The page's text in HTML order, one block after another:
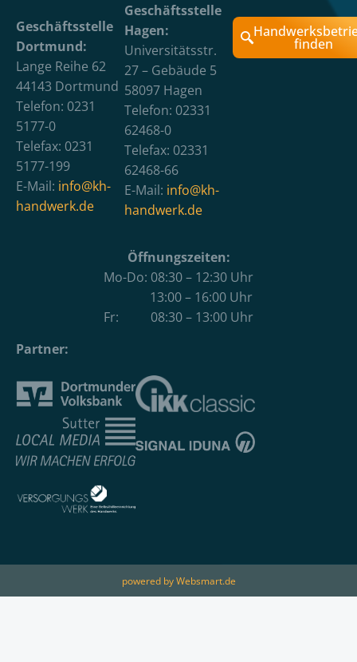
Geschäftsstelle
Dortmund:
Lange Reihe 62
44143 Dortmund
Telefon: 0231
5177-0
Telefax: 0231
5177-199
E-Mail: info@kh-
handwerk.de
Geschäftsstelle
Hagen:
Universitätsstr.
27 – Gebäude 5
58097 Hagen
Telefon: 02331
62468-0
Telefax: 02331
62468-66
E-Mail: info@kh-
handwerk.de
finden
Öffnungszeiten:
Mo-Do: 08:30 – 12:30 Uhr
13:00 – 16:00 Uhr
Fr: 08:30 – 13:00 Uhr
Partner:
powered by Websmart.de